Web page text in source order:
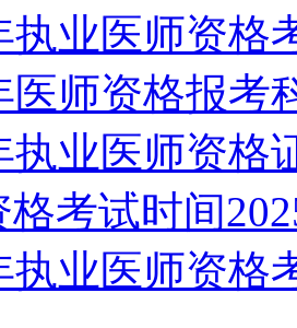
执业医师资格
医师资格报考
执业医师资格
格考试时间
执业医师资格